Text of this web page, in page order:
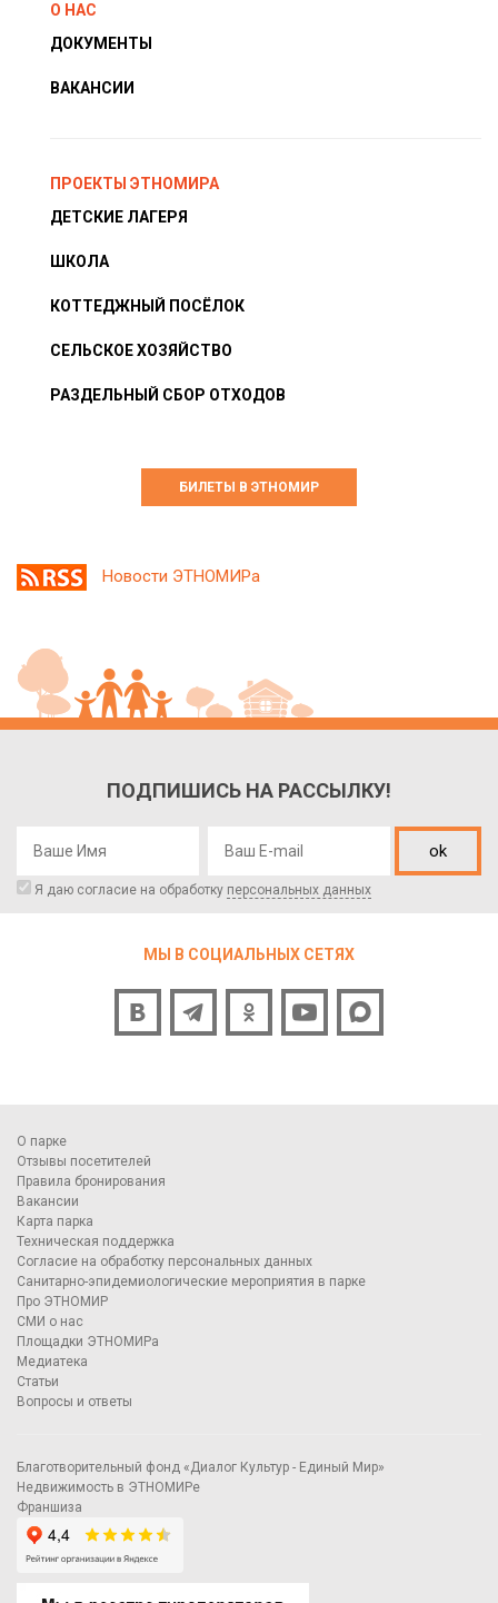
О НАС
ДОКУМЕНТЫ
ВАКАНСИИ
ПРОЕКТЫ ЭТНОМИРА
ДЕТСКИЕ ЛАГЕРЯ
ШКОЛА
КОТТЕДЖНЫЙ ПОСЁЛОК
СЕЛЬСКОЕ ХОЗЯЙСТВО
РАЗДЕЛЬНЫЙ СБОР ОТХОДОВ
БИЛЕТЫ В ЭТНОМИР
Новости ЭТНОМИРа
ПОДПИШИСЬ НА РАССЫЛКУ!
ok
Я даю согласие на обработку персональных данных
МЫ В СОЦИАЛЬНЫХ СЕТЯХ
О парке
Отзывы посетителей
Правила бронирования
Вакансии
Карта парка
Техническая поддержка
Согласие на обработку персональных данных
Санитарно-эпидемиологические мероприятия в парке
Про ЭТНОМИР
СМИ о нас
Площадки ЭТНОМИРа
Медиатека
Статьи
Вопросы и ответы
Благотворительный фонд «Диалог Культур - Единый Мир»
Недвижимость в ЭТНОМИРе
Франшиза